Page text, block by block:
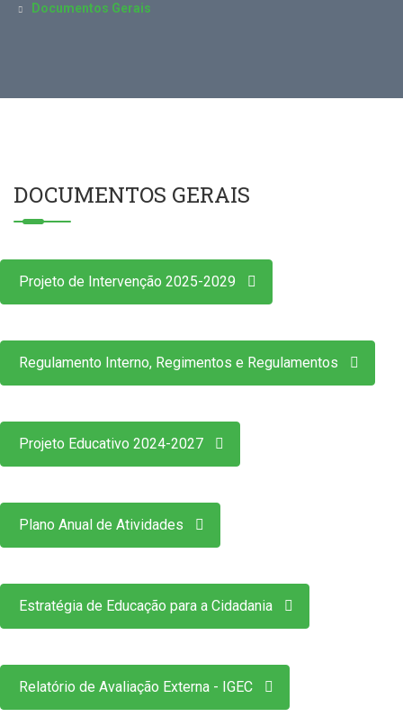
Documentos Gerais
DOCUMENTOS GERAIS
Projeto de Intervenção 2025-2029
Regulamento Interno, Regimentos e Regulamentos
Projeto Educativo 2024-2027
Plano Anual de Atividades
Estratégia de Educação para a Cidadania
Relatório de Avaliação Externa - IGEC